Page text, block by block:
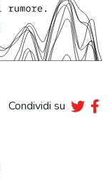
Condividi su